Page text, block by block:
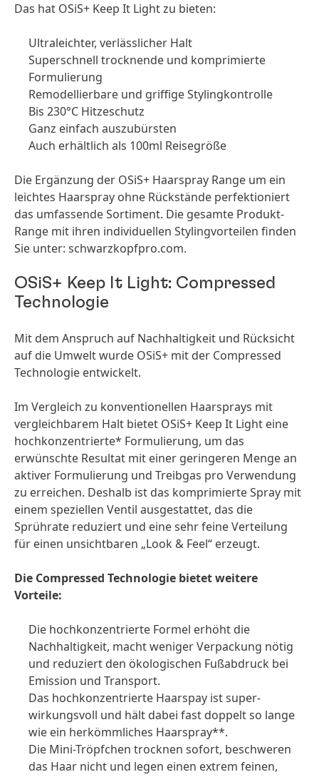
Das hat OSiS+ Keep It Light zu bieten:
Ultraleichter, verlässlicher Halt
Superschnell trocknende und komprimierte
Formulierung
Remodellierbare und griffige Stylingkontrolle
Bis 230°C Hitzeschutz
Ganz einfach auszubürsten
Auch erhältlich als 100ml Reisegröße
Die Ergänzung der OSiS+ Haarspray Range um ein
leichtes Haarspray ohne Rückstände perfektioniert
das umfassende Sortiment. Die gesamte Produkt-
Range mit ihren individuellen Stylingvorteilen finden
Sie unter: schwarzkopfpro.com.
OSiS+ Keep It Light: Compressed
Technologie
Mit dem Anspruch auf Nachhaltigkeit und Rücksicht
auf die Umwelt wurde OSiS+ mit der Compressed
Technologie entwickelt.
Im Vergleich zu konventionellen Haarsprays mit
vergleichbarem Halt bietet OSiS+ Keep It Light eine
hochkonzentrierte* Formulierung, um das
erwünschte Resultat mit einer geringeren Menge an
aktiver Formulierung und Treibgas pro Verwendung
zu erreichen. Deshalb ist das komprimierte Spray mit
einem speziellen Ventil ausgestattet, das die
Sprührate reduziert und eine sehr feine Verteilung
für einen unsichtbaren „Look & Feel“ erzeugt.
Die Compressed Technologie bietet weitere
Vorteile:
Die hochkonzentrierte Formel erhöht die
Nachhaltigkeit, macht weniger Verpackung nötig
und reduziert den ökologischen Fußabdruck bei
Emission und Transport.
Das hochkonzentrierte Haarspay ist super-
wirkungsvoll und hält dabei fast doppelt so lange
wie ein herkömmliches Haarspray**.
Die Mini-Tröpfchen trocknen sofort, beschweren
das Haar nicht und legen einen extrem feinen,